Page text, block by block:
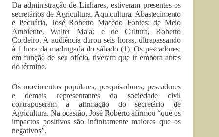
Da administração de Linhares, estiveram presentes os
secretários de Agricultura, Aquicultura, Abastecimento
e Pecuária, José Roberto Macedo Fontes; de Meio
Ambiente, Walter Maia; e de Cultura, Roberto
Cordeiro. A audiência durou seis horas, ultrapassando
à 1 hora da madrugada do sábado (1). Os pescadores,
em função de seu ofício, tiveram que ir embora antes
do término.
Os movimentos populares, pesquisadores, pescadores
e demais representantes da sociedade civil
contrapuseram a afirmação do secretário de
Agricultura. Na ocasião, José Roberto afirmou “que os
impactos positivos são infinitamente maiores que os
negativos”.